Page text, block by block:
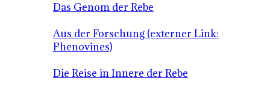
Das Genom der Rebe
Aus der Forschung (externer Link:
Phenovines)
Die Reise in Innere der Rebe